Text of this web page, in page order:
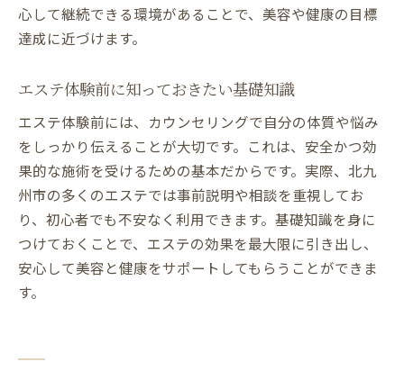
心して継続できる環境があることで、美容や健康の目標
達成に近づけます。
エステ体験前に知っておきたい基礎知識
エステ体験前には、カウンセリングで自分の体質や悩み
をしっかり伝えることが大切です。これは、安全かつ効
果的な施術を受けるための基本だからです。実際、北九
州市の多くのエステでは事前説明や相談を重視してお
り、初心者でも不安なく利用できます。基礎知識を身に
つけておくことで、エステの効果を最大限に引き出し、
安心して美容と健康をサポートしてもらうことができま
す。